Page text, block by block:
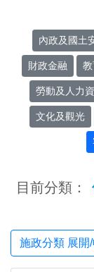
內政及國土
財政金融
勞動及人力
文化及觀光
目前分類：
施政分類 展開